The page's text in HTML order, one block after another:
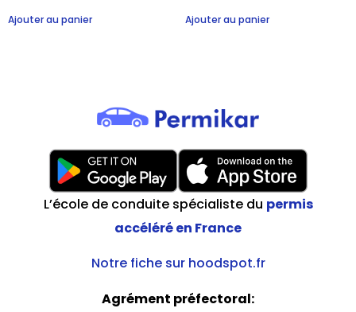
Ajouter au panier Ajouter au panier
L’école de conduite spécialiste du permis
accéléré en France
Notre fiche sur hoodspot.fr
Agrément préfectoral: